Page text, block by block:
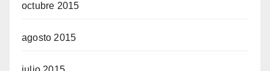
octubre 2015
agosto 2015